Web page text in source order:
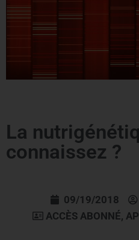
La
connaissez ?
09/19/2018
ACCÈS ABONNÉ,